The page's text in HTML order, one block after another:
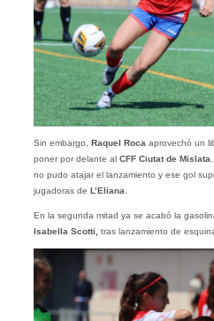
Sin embargo, Raquel Roca aprovechó un
poner por delante al CFF Ciutat de Mislata
no pudo atajar el lanzamiento y ese gol
jugadoras de L’Eliana
En la segunda mitad ya se acabó la
Isabella Scotti,
tras lanzamiento de